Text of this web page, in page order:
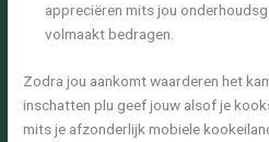
appreciëren mits jou
volmaakt bedragen.
Zodra jou aankomt waarderen het
inschatten plu geef jouw alsof je
mits je afzonderlijk mobiele